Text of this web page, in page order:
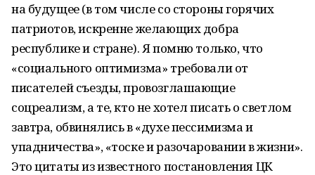
на будущее (в том числе со стороны горячих
патриотов, искренне желающих добра
республике и стране). Я помню только, что
«социального оптимизма» требовали от
писателей съезды, провозглашающие
соцреализм, а те, кто не хотел писать о светлом
завтра, обвинялись в «духе пессимизма и
упадничества», «тоске и разочаровании в жизни».
Это цитаты из известного постановления ЦК